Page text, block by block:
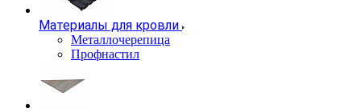
Материалы для кровли
Металлочерепица
Профнастил